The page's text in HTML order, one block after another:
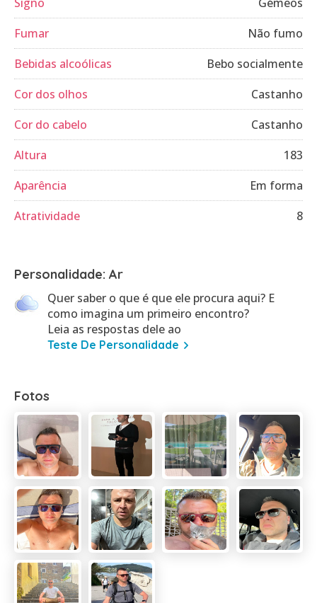
Fumar
Não fumo
Bebidas alcoólicas
Bebo socialmente
Cor dos olhos
Castanho
Cor do cabelo
Castanho
Altura
183
Aparência
Em forma
Atratividade
8
Personalidade: Ar
Quer saber o que é que ele procura aqui? E
como imagina um primeiro encontro?
Leia as respostas dele ao
Teste De Personalidade
Fotos